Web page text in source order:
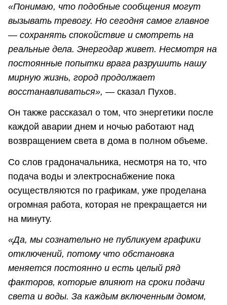
«Понимаю, что подобные сообщения могут
вызывать тревогу. Но сегодня самое главное
— сохранять спокойствие и смотреть на
реальные дела. Энергодар живет. Несмотря на
постоянные попытки врага разрушить нашу
мирную жизнь, город продолжает
восстанавливаться», — сказал Пухов.
Он также рассказал о том, что энергетики после
каждой аварии днем и ночью работают над
возвращением света в дома в полном объеме.
Со слов градоначальника, несмотря на то, что
подача воды и электроснабжение пока
осуществляются по графикам, уже проделана
огромная работа, которая не прекращается ни
на минуту.
«Да, мы сознательно не публикуем графики
отключений, потому что обстановка
меняется постоянно и есть целый ряд
факторов, которые влияют на сроки подачи
света и воды. За каждым включенным домом,